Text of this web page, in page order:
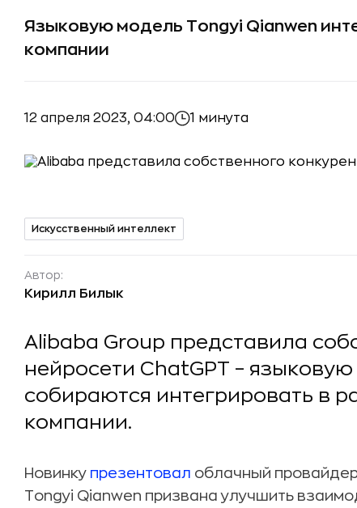
Языковую модель Tongyi Qianwen
компании
12 апреля 2023, 04:00 1 минута
Искусственный интеллект
Автор:
Кирилл Билык
Alibaba Group представила
нейросети ChatGPT –
собираются интегрировать в
компании.
Новинку презентовал облачный
Tongyi Qianwen призвана улучшить